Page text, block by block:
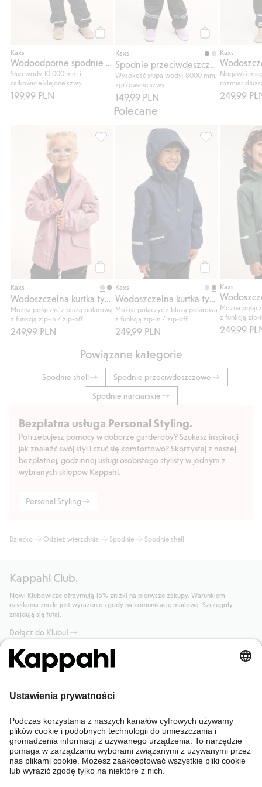
Kaxs
Słup wody 10 000 mm i
całkowicie klejone szwy
199,99 PLN
Kaxs
Wysokość słupa wody: 8000 mm,
zgrzewane szwy
149,99 PLN
Kaxs
Nogawki
rozmiar
249,99
Polecane
Kaxs
Można połączyć z bluzą polarową
z funkcją zip-in / zip-off
249,99 PLN
Wodoszczelna kurtka typu shell zip-in /
Kaxs
Można połączyć z bluzą polarową
z funkcją zip-in / zip-off
249,99 PLN
Kaxs
Można
z funkcją
249,99
Powiązane kategorie
Spodnie shell
Spodnie przeciwdeszczowe
Spodnie narciarskie
Bezpłatna usługa Personal Styling.
Potrzebujesz pomocy w doborze garderoby? Szukasz inspiracji
jak znaleźć swój styl i czuć się komfortowo? Skorzystaj z naszej
bezpłatnej, godzinnej usługi osobistego stylisty w jednym z
wybranych sklepów Kappahl.
Personal Styling
Dziecko Odzież wierzchnia Spodnie Spodnie shell
Kappahl Club.
Nowi Klubowicze otrzymują 15% zniżki na pierwsze zakupy. Warunkiem
uzyskania zniżki jest wyrażenie zgody na komunikację mailową. Szczegóły
znajdują się tutaj.
Dołącz do Klubu!
Potrzebujesz pomocy?
Sklep internetowy
Kappahl Club